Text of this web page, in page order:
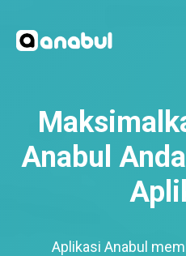
Anabul
Aplikasi Anabul